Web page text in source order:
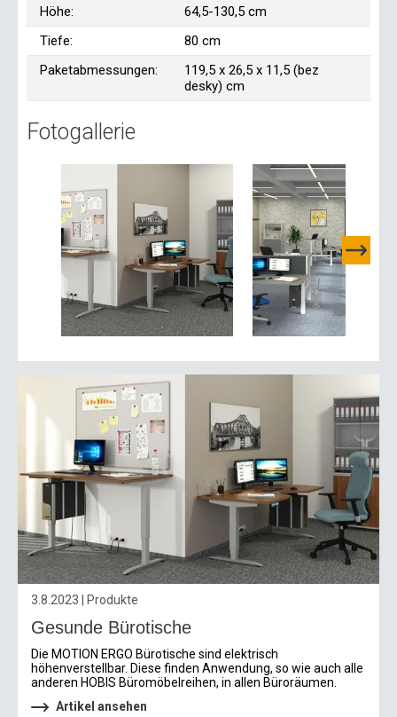
Höhe:
64,5-130,5 cm
Tiefe:
80 cm
Paketabmessungen:
119,5 x 26,5 x 11,5 (bez
desky) cm
Fotogallerie
3.8.2023 | Produkte
Gesunde Bürotische
Die MOTION ERGO Bürotische sind elektrisch
höhenverstellbar. Diese finden Anwendung, so wie auch alle
anderen HOBIS Büromöbelreihen, in allen Büroräumen.
Artikel ansehen